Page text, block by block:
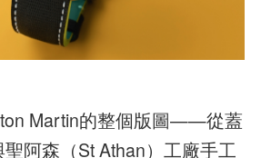
Martin的整個版圖——從蓋
阿森（St Athan）工廠手工